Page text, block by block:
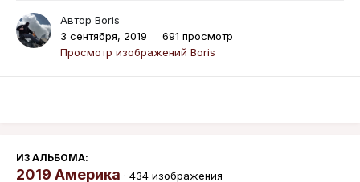
Автор Boris
3 сентября, 2019
691 просмотр
Просмотр изображений Boris
ИЗ АЛЬБОМА:
2019 Америка · 434 изображения